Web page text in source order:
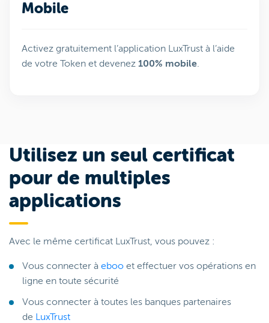
Mobile
Activez gratuitement l’application LuxTrust à l’aide
de votre Token et devenez 100% mobile.
Utilisez un seul certificat
pour de multiples
applications
Avec le même certificat LuxTrust, vous pouvez :
Vous connecter à eboo et effectuer vos opérations en
ligne en toute sécurité
Vous connecter à toutes les banques partenaires
de LuxTrust